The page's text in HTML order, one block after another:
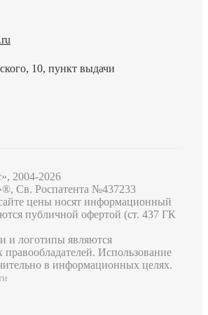
10, пункт выдачи
2004-2026
Роспатента №4​3​7​2​3​3
цены носят информационный
публичной офертой (ст. 437 ГК
и логотипы являются
правообладателей. Использование
в информационных целях.